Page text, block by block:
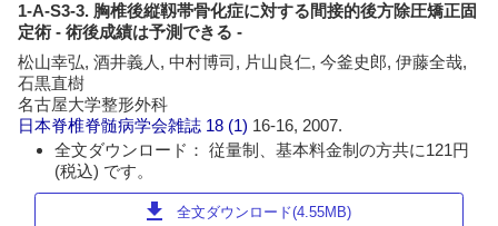
1-A-S3-3. 胸椎後縦靱帯骨化症に対する間接的後方除圧矯正固
定術 - 術後成績は予測できる -
松山幸弘, 酒井義人, 中村博司, 片山良仁, 今釜史郎, 伊藤全哉,
石黒直樹
名古屋大学整形外科
日本脊椎脊髄病学会雑誌 18 (1) 16-16, 2007.
全文ダウンロード： 従量制、基本料金制の方共に121円
(税込) です。
download 全文ダウンロード(4.55MB)